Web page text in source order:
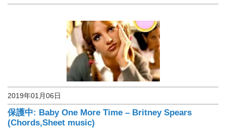
2019年01月06日
保護中: Baby One More Time – Britney Spears
(Chords,Sheet music)